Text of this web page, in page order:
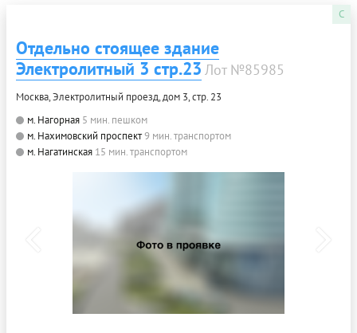
C
Отдельно стоящее здание
Электролитный 3 стр.23 Лот №85985
Москва, Электролитный проезд, дом 3, стр. 23
м. Нагорная 5 мин. пешком
м. Нахимовский проспект9 мин. транспортом
м. Нагатинская 15 мин. транспортом